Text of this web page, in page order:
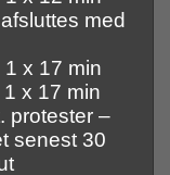
med
17 min
min
protester –
senest 30